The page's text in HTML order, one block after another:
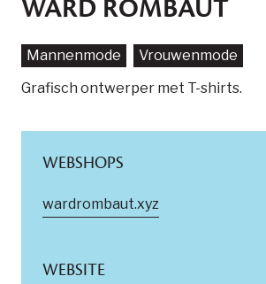
WARD ROMBAUT
Mannenmode
Vrouwenmode
Grafisch ontwerper met T-shirts.
WEBSHOPS
wardrombaut.xyz
WEBSITE